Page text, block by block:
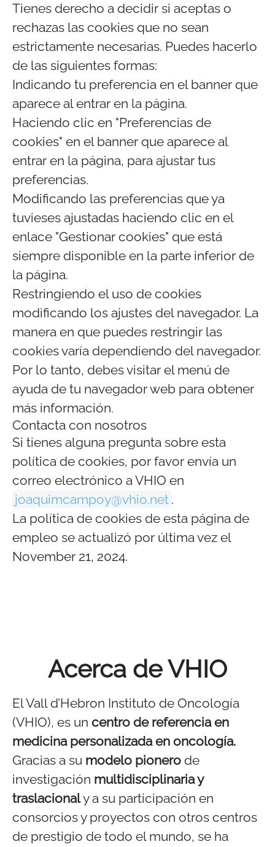
Tienes derecho a decidir si aceptas o
rechazas las cookies que no sean
estrictamente necesarias. Puedes hacerlo
de las siguientes formas:
Indicando tu preferencia en el banner que
aparece al entrar en la página.
Haciendo clic en "Preferencias de
cookies" en el banner que aparece al
entrar en la página, para ajustar tus
preferencias.
Modificando las preferencias que ya
tuvieses ajustadas haciendo clic en el
enlace "Gestionar cookies" que está
siempre disponible en la parte inferior de
la página.
Restringiendo el uso de cookies
modificando los ajustes del navegador. La
manera en que puedes restringir las
cookies varía dependiendo del navegador.
Por lo tanto, debes visitar el menú de
ayuda de tu navegador web para obtener
más información.
Contacta con nosotros
Si tienes alguna pregunta sobre esta
política de cookies, por favor envía un
correo electrónico a VHIO en
joaquimcampoy@vhio.net .
La política de cookies de esta página de
empleo se actualizó por última vez el
November 21, 2024.
Acerca de VHIO
El Vall d’Hebron Instituto de Oncología
(VHIO), es un centro de referencia en
medicina personalizada en oncología.
Gracias a su modelo pionero de
investigación multidisciplinaria y
traslacionaly a su participación en
consorcios y proyectos con otros centros
de prestigio de todo el mundo, se ha